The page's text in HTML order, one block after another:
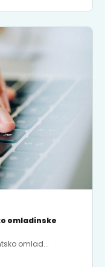
omladinske
omlad...